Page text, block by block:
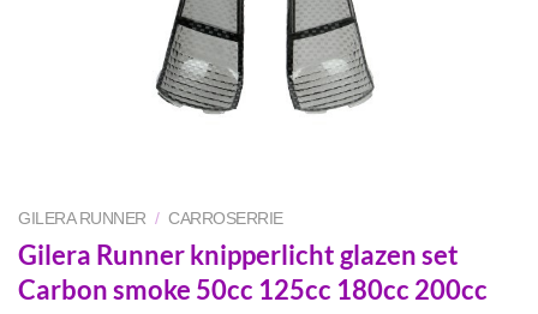
GILERA RUNNER / CARROSERRIE
Gilera Runner knipperlicht glazen set
Carbon smoke 50cc 125cc 180cc 200cc